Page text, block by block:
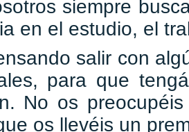
siempre
en el estudio, el
salir con
para que
No os
os llevéis un